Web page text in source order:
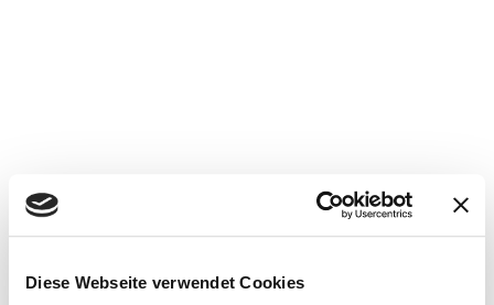
Diese Webseite verwendet Cookies